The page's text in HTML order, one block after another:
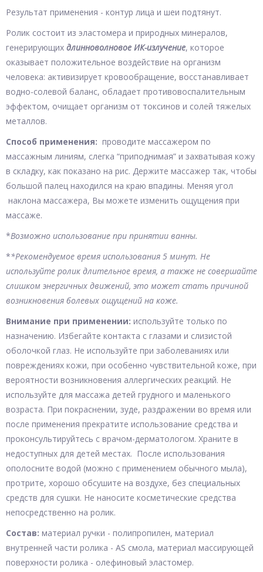
Результат применения - контур лица и шеи подтянут.
Ролик состоит из эластомера и природных минералов,
генерирующих длинноволновое ИК-излучение, которое
оказывает положительное воздействие на организм
человека: активизирует кровообращение, восстанавливает
водно-солевой баланс, обладает противовоспалительным
эффектом, очищает организм от токсинов и солей тяжелых
металлов.
Способ применения: проводите массажером по
массажным линиям, слегка “приподнимая” и захватывая кожу
в складку, как показано на рис. Держите массажер так, чтобы
большой палец находился на краю впадины. Меняя угол
наклона массажера, Вы можете изменить ощущения при
массаже.
*Возможно использование при принятии ванны.
**Рекомендуемое время использования 5 минут. Не
используйте ролик длительное время, а также не совершайте
слишком энергичных движений, это может стать причиной
возникновения болевых ощущений на коже.
Внимание при применении: используйте только по
назначению. Избегайте контакта с глазами и слизистой
оболочкой глаз. Не используйте при заболеваниях или
повреждениях кожи, при особенно чувствительной коже, при
вероятности возникновения аллергических реакций. Не
используйте для массажа детей грудного и маленького
возраста. При покраснении, зуде, раздражении во время или
после применения прекратите использование средства и
проконсультируйтесь с врачом-дерматологом. Храните в
недоступных для детей местах. После использования
ополосните водой (можно с применением обычного мыла),
протрите, хорошо обсушите на воздухе, без специальных
средств для сушки. Не наносите косметические средства
непосредственно на ролик.
Состав: материал ручки - полипропилен, материал
внутренней части ролика - AS смола, материал массирующей
поверхности ролика - олефиновый эластомер.